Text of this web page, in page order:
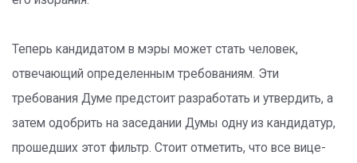
Теперь кандидатом в мэры может стать человек,
отвечающий определенным требованиям. Эти
требования Думе предстоит разработать и утвердить, а
затем одобрить на заседании Думы одну из кандидатур,
прошедших этот фильтр. Стоит отметить, что все вице-